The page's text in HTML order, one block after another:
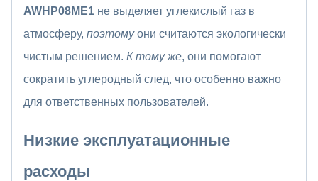
AWHP08ME1 не выделяет углекислый газ в
атмосферу, поэтомуони считаются экологически
чистым решением. К тому же, они помогают
сократить углеродный след, что особенно важно
для ответственных пользователей.
Низкие эксплуатационные
расходы